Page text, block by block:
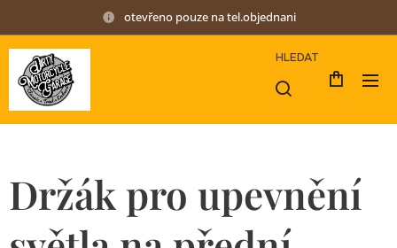
otevřeno pouze na tel.objednani
HLEDAT
Držák pro upevnění